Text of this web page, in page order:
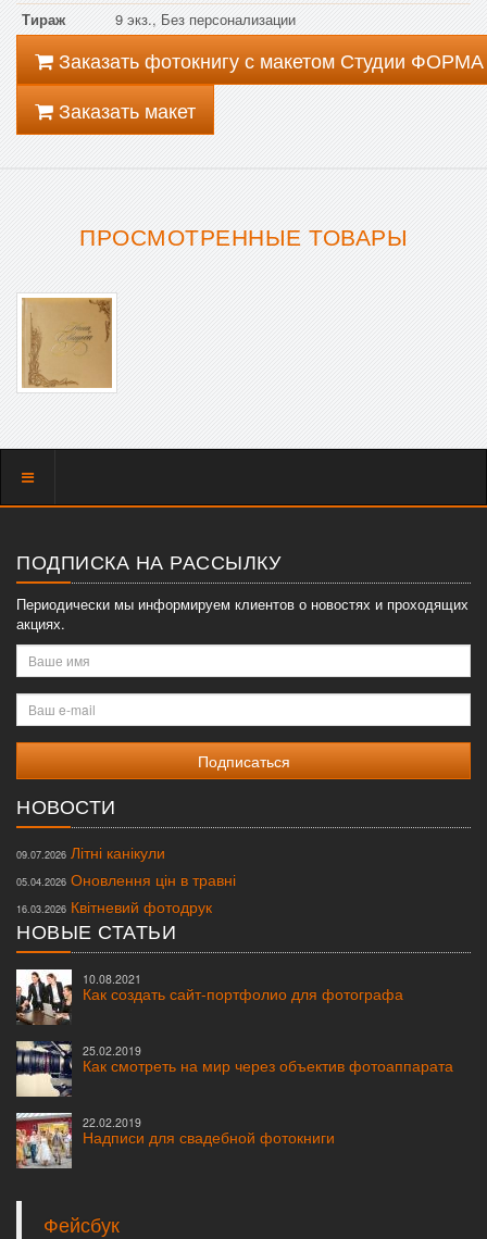
Тираж
9 экз., Без персонализации
Заказать фотокнигу с макетом Студии ФОРМА
Заказать макет
ПРОСМОТРЕННЫЕ ТОВАРЫ
Показать
ПОДПИСКА НА РАССЫЛКУ
Периодически мы информируем клиентов о новостях и проходящих
акциях.
Ваше
имя
Ваш
e-
mail
НОВОСТИ
09.07.2026 Літні канікули
05.04.2026 Оновлення цін в травні
16.03.2026 Квітневий фотодрук
НОВЫЕ СТАТЬИ
10.08.2021
Как создать сайт-портфолио для фотографа
25.02.2019
Как смотреть на мир через объектив фотоаппарата
22.02.2019
Надписи для свадебной фотокниги
Фейсбук